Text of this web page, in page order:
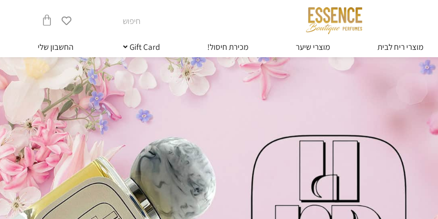
חיפוש
עגלת
קניות
מוצרי ריח לבית מוצרי שיער מכירת חיסול! Gift Card החשבון שלי